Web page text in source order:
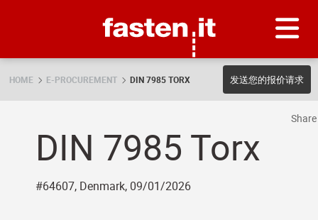
HOME E-PROCUREMENT DIN 7985 TORX 发送您的报价请求
DIN 7985 Torx
#64607, Denmark, 09/01/2026
Share